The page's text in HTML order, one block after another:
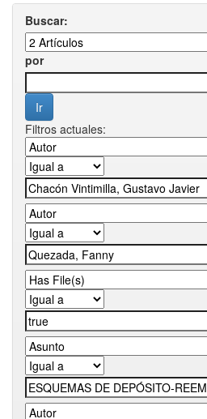
Buscar:
por
Filtros actuales: